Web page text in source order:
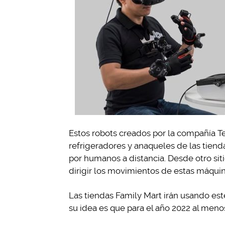
Estos robots creados por la compañía
refrigeradores y anaqueles de las
por humanos a distancia. Desde otro
dirigir los movimientos de estas
Las tiendas Family Mart irán usando
su idea es que para el año 2022 al